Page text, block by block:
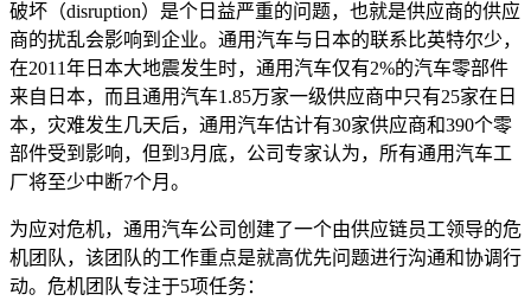
破坏（disruption）是个日益严重的问题，也就是供应商的供应
商的扰乱会影响到企业。通用汽车与日本的联系比英特尔少，
在2011年日本大地震发生时，通用汽车仅有2%的汽车零部件
来自日本，而且通用汽车1.85万家一级供应商中只有25家在日
本，灾难发生几天后，通用汽车估计有30家供应商和390个零
部件受到影响，但到3月底，公司专家认为，所有通用汽车工
厂将至少中断7个月。
为应对危机，通用汽车公司创建了一个由供应链员工领导的危
机团队，该团队的工作重点是就高优先问题进行沟通和协调行
动。危机团队专注于5项任务：